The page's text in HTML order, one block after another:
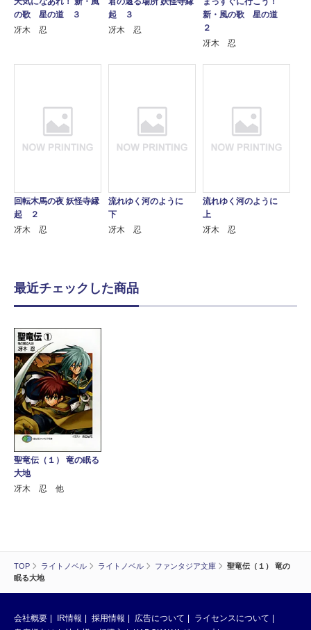
TOP ライトノベル ライトノベル ファンタジア文庫
聖竜伝（１） 竜の
眠る大地
の歌 星の道 ３
冴木 忍
起 ３
冴木 忍
新・風の歌 星の道
２
冴木 忍
回転木馬の夜 妖怪寺縁
起 ２
冴木 忍
流れゆく河のように
下
冴木 忍
流れゆく河のように
上
冴木 忍
最近チェックした商品
聖竜伝（１） 竜の眠る
大地
冴木 忍 他
会社概要 IR情報 採用情報 広告について
ライセンスについて